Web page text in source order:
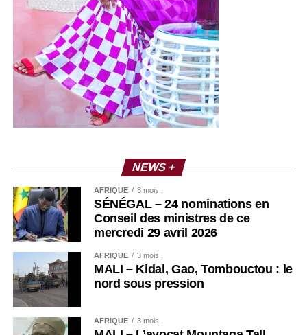
NEWS +
AFRIQUE 3 mois .
SÉNÉGAL – 24 nominations en
Conseil des ministres de ce
mercredi 29 avril 2026
AFRIQUE 3 mois .
MALI – Kidal, Gao, Tombouctou : le
nord sous pression
AFRIQUE 3 mois .